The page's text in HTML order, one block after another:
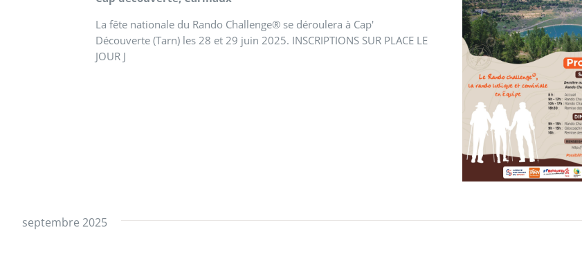
La fête nationale du Rando Challenge® se déroulera à Cap'
Découverte (Tarn) les 28 et 29 juin 2025. INSCRIPTIONS SUR PLACE LE
JOUR J
septembre 2025